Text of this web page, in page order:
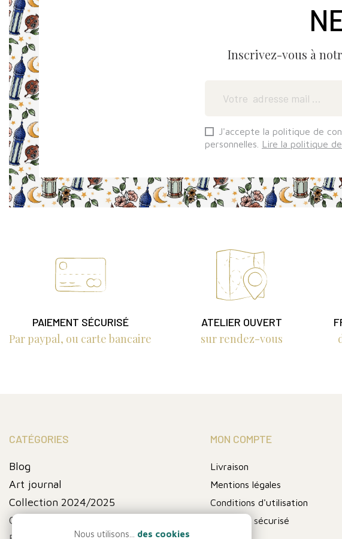
Inscrivez-vous à
J'accepte la politique de
personnelles.
Lire la politique
PAIEMENT SÉCURISÉ
Par paypal, ou carte bancaire
ATELIER OUVERT
sur rendez-vous
CATÉGORIES
Blog
Art journal
Collection 2024/2025
Collection fin de série
MON COMPTE
Livraison
Mentions légales
Conditions d'utilisation
Paiement sécurisé
Nous utilisons... des cookies